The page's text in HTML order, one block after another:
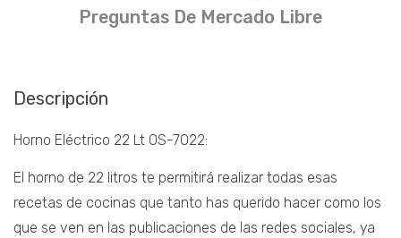
Preguntas De Mercado Libre
Descripción
Horno Eléctrico 22 Lt OS-7022:
El horno de 22 litros te permitirá realizar todas esas
recetas de cocinas que tanto has querido hacer como los
que se ven en las publicaciones de las redes sociales, ya